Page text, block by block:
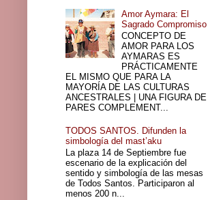
Amor Aymara: El
Sagrado Compromiso
CONCEPTO DE
AMOR PARA LOS
AYMARAS ES
PRÁCTICAMENTE
EL MISMO QUE PARA LA
MAYORÍA DE LAS CULTURAS
ANCESTRALES | UNA FIGURA DE
PARES COMPLEMENT...
TODOS SANTOS. Difunden la
simbología del mast’aku
La plaza 14 de Septiembre fue
escenario de la explicación del
sentido y simbología de las mesas
de Todos Santos. Participaron al
menos 200 n...